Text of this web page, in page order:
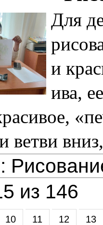
Для
и
ива,
ветви
из 146
10 11 12 13